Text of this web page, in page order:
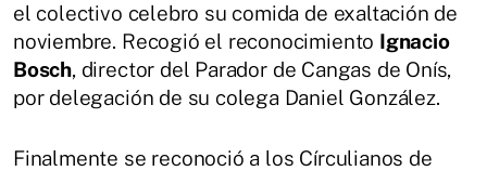
el colectivo celebro su comida de exaltación de
noviembre. Recogió el reconocimiento Ignacio
Bosch, director del Parador de Cangas de Onís,
por delegación de su colega Daniel González.
Finalmente se reconoció a los Círculianos de